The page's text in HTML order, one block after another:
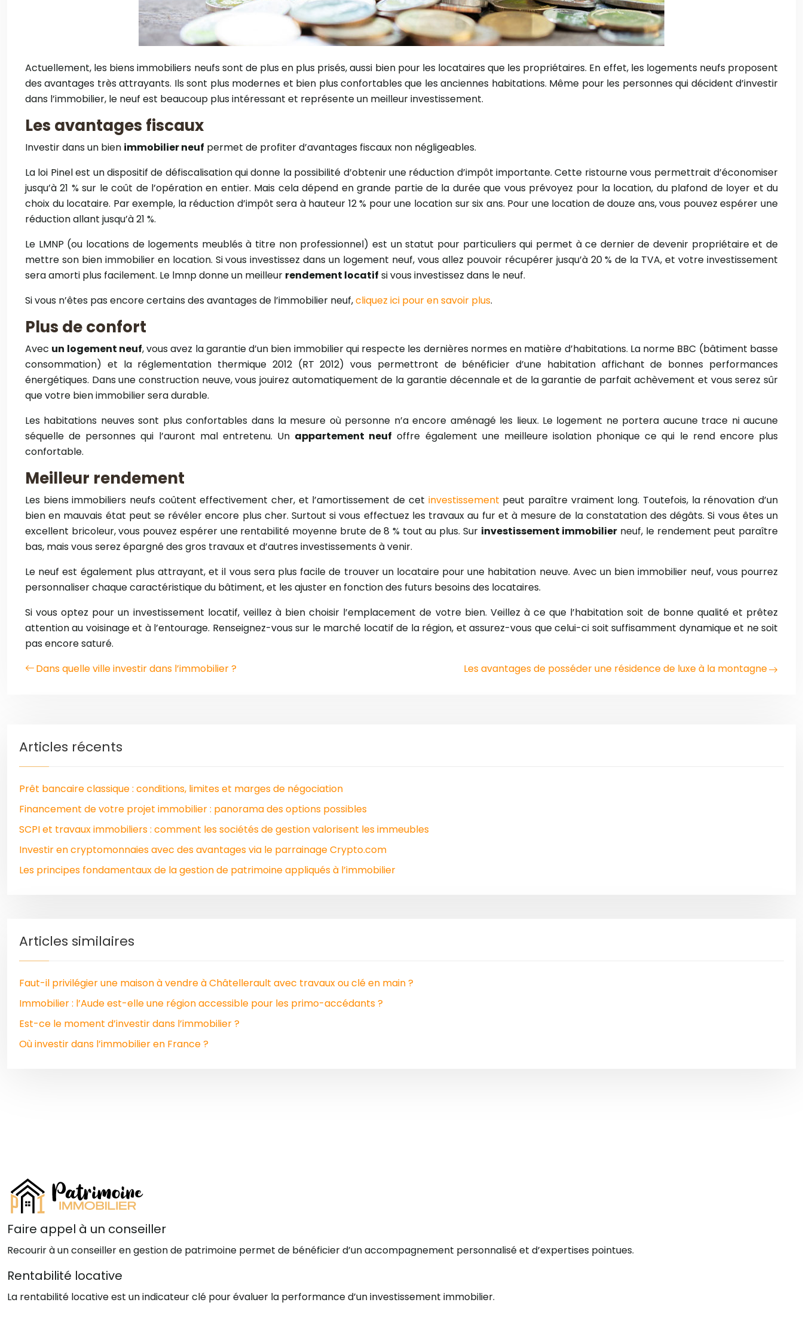
Actuellement, les biens immobiliers neufs sont de plus en plus prisés, aussi bien pour les locataires que les propriétaires. En effet, les logements neufs proposent
des avantages très attrayants. Ils sont plus modernes et bien plus confortables que les anciennes habitations. Même pour les personnes qui décident d’investir
dans l’immobilier, le neuf est beaucoup plus intéressant et représente un meilleur investissement.
Les avantages fiscaux
Investir dans un bien immobilier neuf permet de profiter d’avantages fiscaux non négligeables.
La loi Pinel est un dispositif de défiscalisation qui donne la possibilité d’obtenir une réduction d’impôt importante. Cette ristourne vous permettrait d’économiser
jusqu’à 21 % sur le coût de l’opération en entier. Mais cela dépend en grande partie de la durée que vous prévoyez pour la location, du plafond de loyer et du
choix du locataire. Par exemple, la réduction d’impôt sera à hauteur 12 % pour une location sur six ans. Pour une location de douze ans, vous pouvez espérer une
réduction allant jusqu’à 21 %.
Le LMNP (ou locations de logements meublés à titre non professionnel) est un statut pour particuliers qui permet à ce dernier de devenir propriétaire et de
mettre son bien immobilier en location. Si vous investissez dans un logement neuf, vous allez pouvoir récupérer jusqu’à 20 % de la TVA, et votre investissement
sera amorti plus facilement. Le lmnp donne un meilleur rendement locatif si vous investissez dans le neuf.
Si vous n’êtes pas encore certains des avantages de l’immobilier neuf,cliquez ici pour en savoir plus.
Plus de confort
Avec un logement neuf, vous avez la garantie d’un bien immobilier qui respecte les dernières normes en matière d’habitations. La norme BBC (bâtiment basse
consommation) et la réglementation thermique 2012 (RT 2012) vous permettront de bénéficier d’une habitation affichant de bonnes performances
énergétiques. Dans une construction neuve, vous jouirez automatiquement de la garantie décennale et de la garantie de parfait achèvement et vous serez sûr
que votre bien immobilier sera durable.
Les habitations neuves sont plus confortables dans la mesure où personne n’a encore aménagé les lieux. Le logement ne portera aucune trace ni aucune
séquelle de personnes qui l’auront mal entretenu. Un appartement neuf offre également une meilleure isolation phonique ce qui le rend encore plus
confortable.
Meilleur rendement
Les biens immobiliers neufs coûtent effectivement cher, et l’amortissement de cet investissement peut paraître vraiment long. Toutefois, la rénovation d’un
bien en mauvais état peut se révéler encore plus cher. Surtout si vous effectuez les travaux au fur et à mesure de la constatation des dégâts. Si vous êtes un
excellent bricoleur, vous pouvez espérer une rentabilité moyenne brute de 8 % tout au plus. Sur investissement immobilier neuf, le rendement peut paraître
bas, mais vous serez épargné des gros travaux et d’autres investissements à venir.
Le neuf est également plus attrayant, et il vous sera plus facile de trouver un locataire pour une habitation neuve. Avec un bien immobilier neuf, vous pourrez
personnaliser chaque caractéristique du bâtiment, et les ajuster en fonction des futurs besoins des locataires.
Si vous optez pour un investissement locatif, veillez à bien choisir l’emplacement de votre bien. Veillez à ce que l’habitation soit de bonne qualité et prêtez
attention au voisinage et à l’entourage. Renseignez-vous sur le marché locatif de la région, et assurez-vous que celui-ci soit suffisamment dynamique et ne soit
pas encore saturé.
Dans quelle ville investir dans l’immobilier ?
Les avantages de posséder une résidence de luxe à la montagne
Articles récents
Prêt bancaire classique : conditions, limites et marges de négociation
Financement de votre projet immobilier : panorama des options possibles
SCPI et travaux immobiliers : comment les sociétés de gestion valorisent les immeubles
Investir en cryptomonnaies avec des avantages via le parrainage Crypto.com
Les principes fondamentaux de la gestion de patrimoine appliqués à l’immobilier
Articles similaires
Faut-il privilégier une maison à vendre à Châtellerault avec travaux ou clé en main ?
Immobilier : l’Aude est-elle une région accessible pour les primo-accédants ?
Est-ce le moment d’investir dans l’immobilier ?
Où investir dans l’immobilier en France ?
Faire appel à un conseiller
Recourir à un conseiller en gestion de patrimoine permet de bénéficier d’un accompagnement personnalisé et d’expertises pointues.
Rentabilité locative
La rentabilité locative est un indicateur clé pour évaluer la performance d’un investissement immobilier.